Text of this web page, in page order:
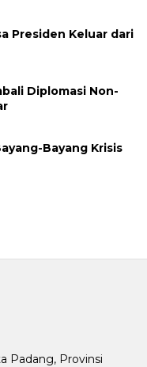
Presiden Keluar dari
Diplomasi Non-
Bayang Krisis
Padang, Provinsi